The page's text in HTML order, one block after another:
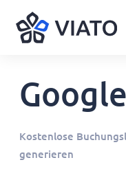
Über uns
Ansprechpartner
Kundenreferenzen
ALLE PRODUKTE
Consulting,
Presseportal
Viato Wissensfreitag
Kostenlose
generieren